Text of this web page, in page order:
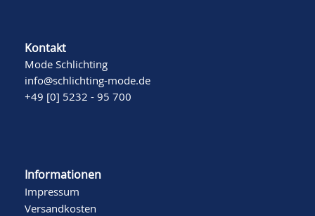
Kontakt
Mode Schlichting
info@schlichting-mode.de
+49 [0] 5232 - 95 700
Informationen
Impressum
Versandkosten